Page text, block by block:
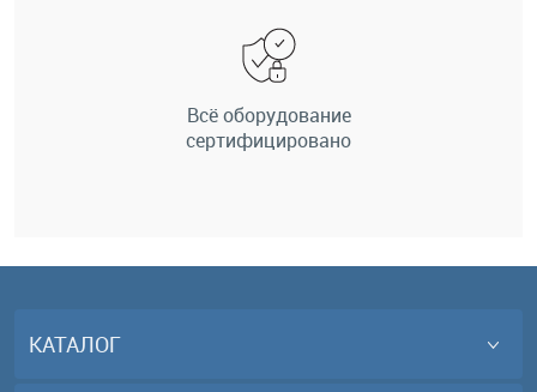
Всё оборудование
сертифицировано
КАТАЛОГ